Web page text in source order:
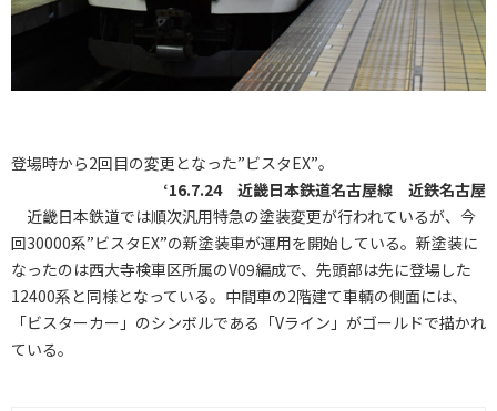
登場時から2回目の変更となった”ビスタEX”。
‘16.7.24 近畿日本鉄道名古屋線 近鉄名古屋
近畿日本鉄道では順次汎用特急の塗装変更が行われているが、今
回30000系”ビスタEX”の新塗装車が運用を開始している。新塗装に
なったのは西大寺検車区所属のV09編成で、先頭部は先に登場した
12400系と同様となっている。中間車の2階建て車輌の側面には、
「ビスターカー」のシンボルである「Vライン」がゴールドで描かれ
ている。